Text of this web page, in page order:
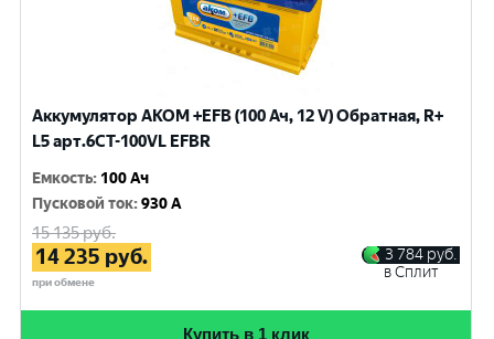
Аккумулятор AKOM +EFB (100 Ач, 12 V) Обратная, R+
L5 арт.6СТ-100VL EFBR
Емкость: 100 Ач
Пусковой ток:930 A
15 135руб.
14 235 руб.
при обмене
3 784 руб.
в Сплит
Купить в 1 клик